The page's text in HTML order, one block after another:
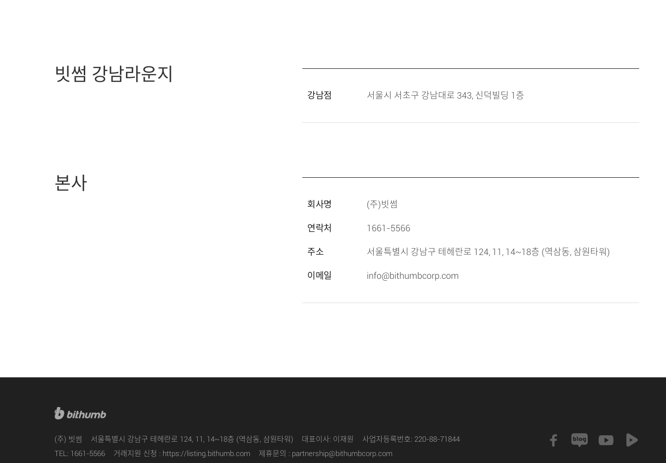
빗썸 강남라운지
강남점 서울시 서초구 강남대로 343, 신덕빌딩 1층
본사
회사명 (주)빗썸
연락처 1661-5566
주소 서울특별시 강남구 테헤란로 124, 11, 14~18층 (역삼동, 삼원타워)
이메일 info@bithumbcorp.com
(주) 빗썸 서울특별시 강남구 테헤란로 124, 11, 14~18층 (역삼동, 삼원타워) 대표이사: 이재원
사업자등록번호: 220-88-71844
TEL: 1661-5566
거래지원 신청 : https://listing.bithumb.com 제휴문의 : partnership@bithumbcorp.com